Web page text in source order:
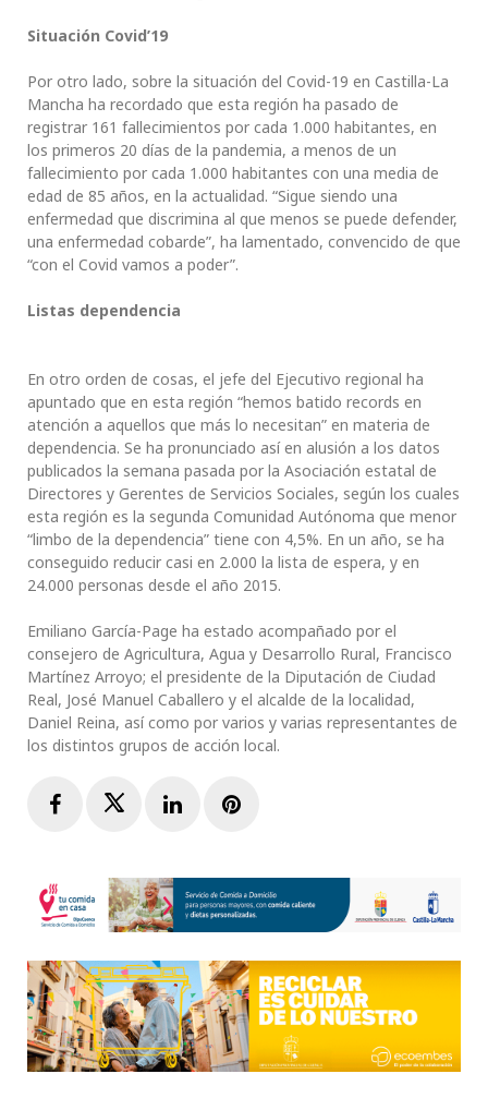
Situación Covid’19
Por otro lado, sobre la situación del Covid-19 en Castilla-La
Mancha ha recordado que esta región ha pasado de
registrar 161 fallecimientos por cada 1.000 habitantes, en
los primeros 20 días de la pandemia, a menos de un
fallecimiento por cada 1.000 habitantes con una media de
edad de 85 años, en la actualidad. “Sigue siendo una
enfermedad que discrimina al que menos se puede defender,
una enfermedad cobarde”, ha lamentado, convencido de que
“con el Covid vamos a poder”.
Listas dependencia
En otro orden de cosas, el jefe del Ejecutivo regional ha
apuntado que en esta región “hemos batido records en
atención a aquellos que más lo necesitan” en materia de
dependencia. Se ha pronunciado así en alusión a los datos
publicados la semana pasada por la Asociación estatal de
Directores y Gerentes de Servicios Sociales, según los cuales
esta región es la segunda Comunidad Autónoma que menor
“limbo de la dependencia” tiene con 4,5%. En un año, se ha
conseguido reducir casi en 2.000 la lista de espera, y en
24.000 personas desde el año 2015.
Emiliano García-Page ha estado acompañado por el
consejero de Agricultura, Agua y Desarrollo Rural, Francisco
Martínez Arroyo; el presidente de la Diputación de Ciudad
Real, José Manuel Caballero y el alcalde de la localidad,
Daniel Reina, así como por varios y varias representantes de
los distintos grupos de acción local.
FacebookTwitterLinkedInPinterest